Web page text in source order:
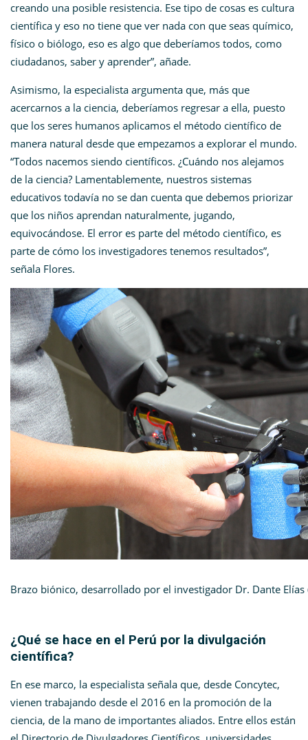
creando una posible resistencia. Ese tipo de cosas es cultura
científica y eso no tiene que ver nada con que seas químico,
físico o biólogo, eso es algo que deberíamos todos, como
ciudadanos, saber y aprender”, añade.
Asimismo, la especialista argumenta que, más que
acercarnos a la ciencia, deberíamos regresar a ella, puesto
que los seres humanos aplicamos el método científico de
manera natural desde que empezamos a explorar el mundo.
“Todos nacemos siendo científicos. ¿Cuándo nos alejamos
de la ciencia? Lamentablemente, nuestros sistemas
educativos todavía no se dan cuenta que debemos priorizar
que los niños aprendan naturalmente, jugando,
equivocándose. El error es parte del método científico, es
parte de cómo los investigadores tenemos resultados”,
señala Flores.
Brazo biónico, desarrollado por el investigador Dr. Dante Elías
¿Qué se hace en el Perú por la divulgación
científica?
En ese marco, la especialista señala que, desde Concytec,
vienen trabajando desde el 2016 en la promoción de la
ciencia, de la mano de importantes aliados. Entre ellos están